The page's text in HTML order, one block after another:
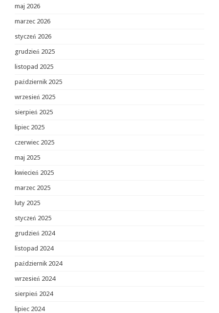
maj 2026
marzec 2026
styczeń 2026
grudzień 2025
listopad 2025
październik 2025
wrzesień 2025
sierpień 2025
lipiec 2025
czerwiec 2025
maj 2025
kwiecień 2025
marzec 2025
luty 2025
styczeń 2025
grudzień 2024
listopad 2024
październik 2024
wrzesień 2024
sierpień 2024
lipiec 2024